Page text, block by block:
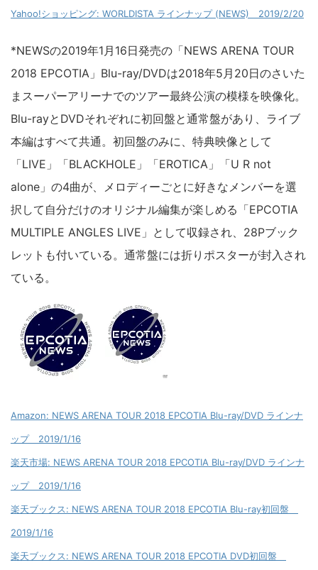
Yahoo!ショッピング: WORLDISTA ラインナップ (NEWS) 2019/2/20
*NEWSの2019年1月16日発売の「NEWS ARENA TOUR
2018 EPCOTIA」Blu-ray/DVDは2018年5月20日のさいた
まスーパーアリーナでのツアー最終公演の模様を映像化。
Blu-rayとDVDそれぞれに初回盤と通常盤があり、ライブ
本編はすべて共通。初回盤のみに、特典映像として
「LIVE」「BLACKHOLE」「EROTICA」「U R not
alone」の4曲が、メロディーごとに好きなメンバーを選
択して自分だけのオリジナル編集が楽しめる「EPCOTIA
MULTIPLE ANGLES LIVE」として収録され、28Pブック
レットも付いている。通常盤には折りポスターが封入され
ている。
Amazon: NEWS ARENA TOUR 2018 EPCOTIA Blu-ray/DVD ラインナ
ップ 2019/1/16
楽天市場: NEWS ARENA TOUR 2018 EPCOTIA Blu-ray/DVD ラインナ
ップ 2019/1/16
楽天ブックス: NEWS ARENA TOUR 2018 EPCOTIA Blu-ray初回盤
2019/1/16
楽天ブックス: NEWS ARENA TOUR 2018 EPCOTIA DVD初回盤